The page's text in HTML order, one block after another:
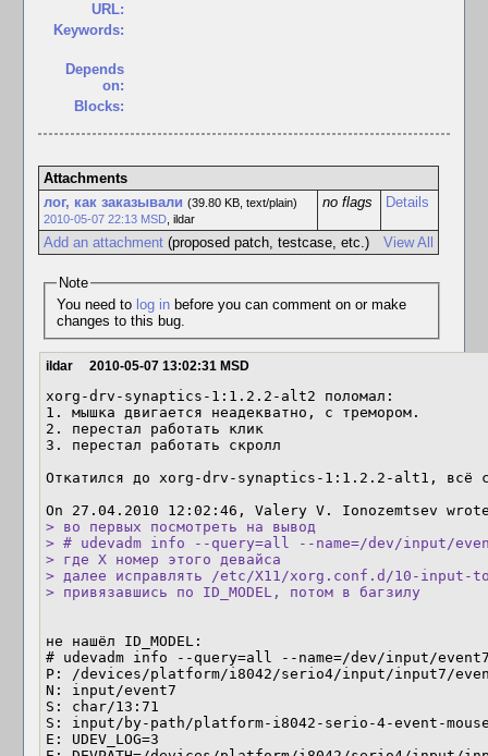
URL:
Keywords:
Depends
on:
Blocks:
Attachments
лог, как заказывали (39.80 KB, text/plain)
2010-05-07 22:13 MSD, ildar
no flags Details
View All
Add an attachment(proposed patch, testcase, etc.)
Note
You need to log inbefore you can comment on or make
changes to this bug.
ildar 2010-05-07 13:02:31 MSD
xorg-drv-synaptics-1:1.2.2-alt2 поломал:
1. мышка двигается неадекватно, с тремором.
2. перестал работать клик
3. перестал работать скролл
Откатился до xorg-drv-synaptics-1:1.2.2-alt1, всё
> во первых посмотреть на вывод
> # udevadm info --query=all --name=/dev/input/
> где Х номер этого девайса
> далее исправлять /etc/X11/xorg.conf.d/10-input-
> привязавшись по ID_MODEL, потом в багзилу
не нашёл ID_MODEL:
# udevadm info --query=all --name=/dev/input/
P: /devices/platform/i8042/serio4/input/input7/
N: input/event7
S: char/13:71
S: input/by-path/platform-i8042-serio-4-event-
E: UDEV_LOG=3